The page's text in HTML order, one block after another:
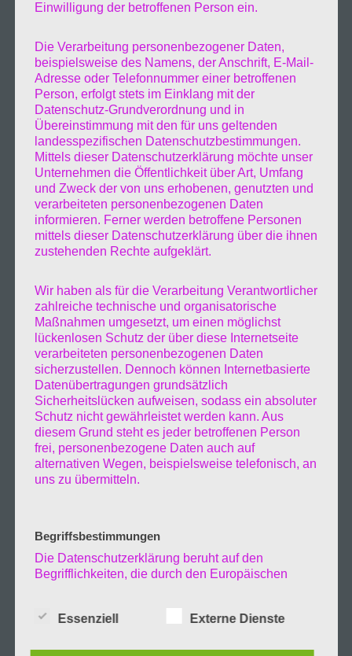
Einwilligung der betroffenen Person ein.
Die Verarbeitung personenbezogener Daten,
beispielsweise des Namens, der Anschrift, E-Mail-
Adresse oder Telefonnummer einer betroffenen
Person, erfolgt stets im Einklang mit der
Datenschutz-Grundverordnung und in
Übereinstimmung mit den für uns geltenden
landesspezifischen Datenschutzbestimmungen.
Mittels dieser Datenschutzerklärung möchte unser
Unternehmen die Öffentlichkeit über Art, Umfang
und Zweck der von uns erhobenen, genutzten und
verarbeiteten personenbezogenen Daten
informieren. Ferner werden betroffene Personen
mittels dieser Datenschutzerklärung über die ihnen
zustehenden Rechte aufgeklärt.
Wir haben als für die Verarbeitung Verantwortlicher
zahlreiche technische und organisatorische
Maßnahmen umgesetzt, um einen möglichst
lückenlosen Schutz der über diese Internetseite
verarbeiteten personenbezogenen Daten
sicherzustellen. Dennoch können Internetbasierte
Datenübertragungen grundsätzlich
Sicherheitslücken aufweisen, sodass ein absoluter
Schutz nicht gewährleistet werden kann. Aus
diesem Grund steht es jeder betroffenen Person
frei, personenbezogene Daten auch auf
alternativen Wegen, beispielsweise telefonisch, an
uns zu übermitteln.
Begriffsbestimmungen
Die Datenschutzerklärung beruht auf den
Begrifflichkeiten, die durch den Europäischen
verwendet wurden. Unsere Datenschutzerklärung
unsere Kunden und Geschäftspartner einfach
Essenziell Externe Dienste